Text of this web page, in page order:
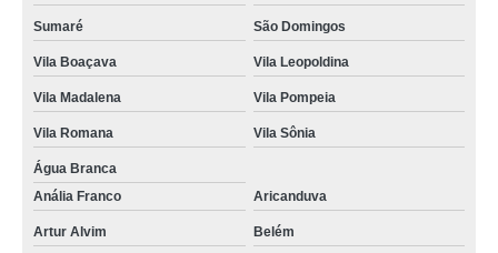
Sumaré São Domingos
Vila Boaçava Vila Leopoldina
Vila Madalena Vila Pompeia
Vila Romana Vila Sônia
Água Branca
Anália Franco
Aricanduva
Artur Alvim Belém